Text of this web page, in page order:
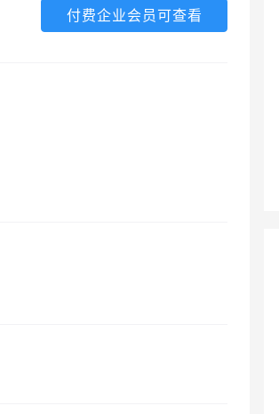
付费企业会员可查看